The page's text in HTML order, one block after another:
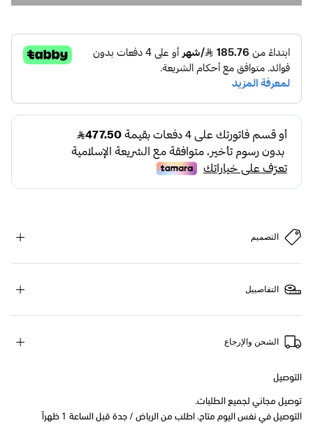
التصميم
التفاصييل
الشحن والإرجاع
التوصيل
توصيل مجاني لجميع الطلبات.
التوصيل في نفس اليوم متاح. اطلب من الرياض / جدة قبل الساعة 1 ظهراً